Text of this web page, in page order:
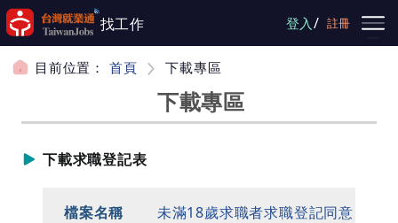
跳到主要內容
找工作 登入/ 註冊
目前位置： 首頁 下載專區
下載專區
下載求職登記表
未滿18歲求職者求職登記同意